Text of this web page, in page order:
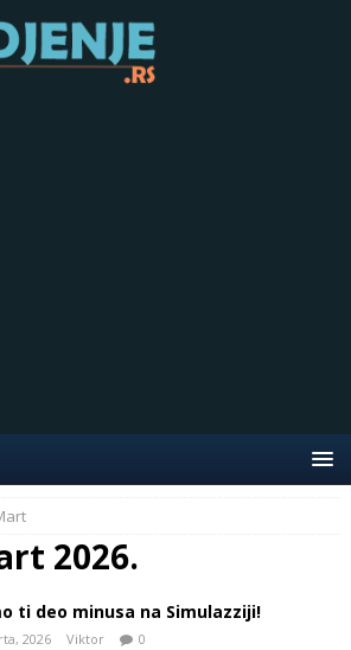
2026.
ti deo minusa na Simulazziji!
2026 Viktor 0